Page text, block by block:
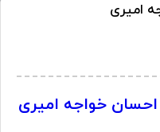
امیری
احسان خواجه امیری